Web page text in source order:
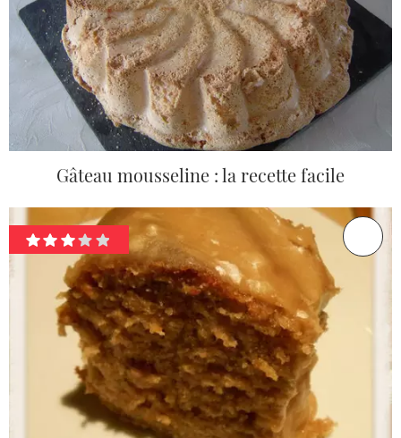
Gâteau mousseline : la recette facile